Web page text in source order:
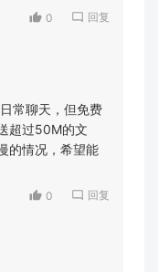
0 回复
常聊天，但免费
超过50M的文
的情况，希望能
0 回复